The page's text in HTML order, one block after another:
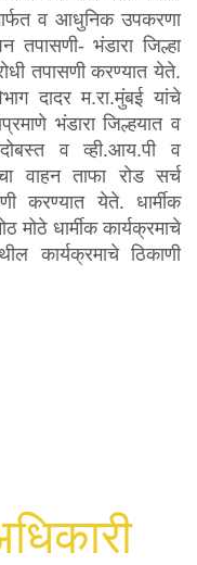
मार्फत व आधुनिक उपकरणा
तपासणी- भंडारा जिल्हा
तपासणी करण्यात येते.
दादर म.रा.मुंबई यांचे
भंडारा जिल्हयात व
व व्ही.आय.पी व
वाहन ताफा रोड सर्च
करण्यात येते. धार्मीक
मोठे धार्मीक कार्यक्रमाचे
कार्यक्रमाचे ठिकाणी